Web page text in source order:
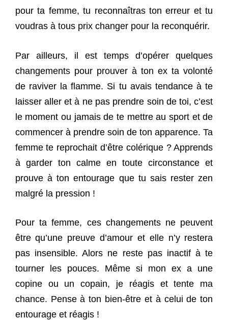
pour ta femme, tu reconnaîtras ton erreur et tu
voudras à tous prix changer pour la reconquérir.
Par ailleurs, il est temps d’opérer quelques
changements pour prouver à ton ex ta volonté
de raviver la flamme. Si tu avais tendance à te
laisser aller et à ne pas prendre soin de toi, c’est
le moment ou jamais de te mettre au sport et de
commencer à prendre soin de ton apparence. Ta
femme te reprochait d’être colérique ? Apprends
à garder ton calme en toute circonstance et
prouve à ton entourage que tu sais rester zen
malgré la pression !
Pour ta femme, ces changements ne peuvent
être qu’une preuve d’amour et elle n’y restera
pas insensible. Alors ne reste pas inactif à te
tourner les pouces. Même si mon ex a une
copine ou un copain, je réagis et tente ma
chance. Pense à ton bien-être et à celui de ton
entourage et réagis !